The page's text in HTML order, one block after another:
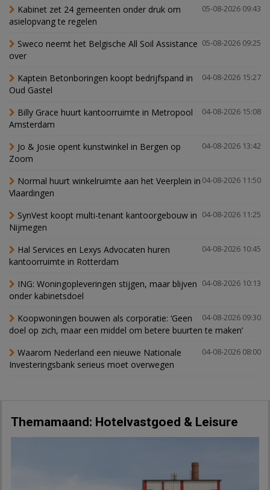
05-08-2026 09:43
Kabinet zet 24 gemeenten onder druk om
asielopvang te regelen
05-08-2026 09:25
Sweco neemt het Belgische All Soil Assistance
over
04-08-2026 15:27
Kaptein Betonboringen koopt bedrijfspand in
Oud Gastel
04-08-2026 15:08
Billy Grace huurt kantoorruimte in Metropool
Amsterdam
04-08-2026 13:42
Jo & Josie opent kunstwinkel in Bergen op
Zoom
04-08-2026 11:50
Normal huurt winkelruimte aan het Veerplein in
Vlaardingen
04-08-2026 11:25
SynVest koopt multi-tenant kantoorgebouw in
Nijmegen
04-08-2026 10:45
Hal Services en Lexys Advocaten huren
kantoorruimte in Rotterdam
04-08-2026 10:13
ING: Woningopleveringen stijgen, maar blijven
onder kabinetsdoel
04-08-2026 09:30
Koopwoningen bouwen als corporatie: ‘Geen
doel op zich, maar een middel om betere buurten te maken’
04-08-2026 08:00
Waarom Nederland een nieuwe Nationale
Investeringsbank serieus moet overwegen
Themamaand: Hotelvastgoed & Leisure